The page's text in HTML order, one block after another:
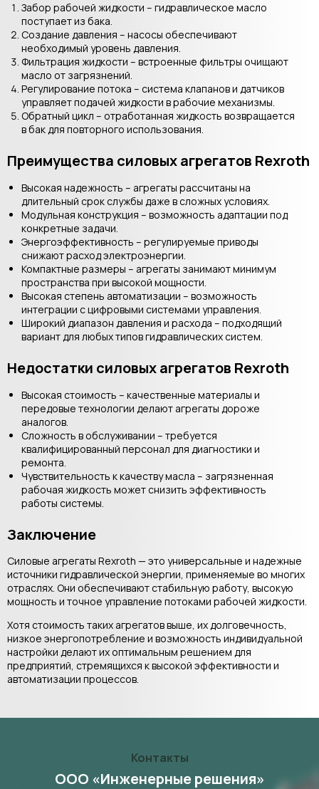
Забор рабочей жидкости – гидравлическое масло
поступает из бака.
Создание давления – насосы обеспечивают
необходимый уровень давления.
Фильтрация жидкости – встроенные фильтры очищают
масло от загрязнений.
Регулирование потока – система клапанов и датчиков
управляет подачей жидкости в рабочие механизмы.
Обратный цикл – отработанная жидкость возвращается
в бак для повторного использования.
Преимущества силовых агрегатов Rexroth
Высокая надежность – агрегаты рассчитаны на
длительный срок службы даже в сложных условиях.
Модульная конструкция – возможность адаптации под
конкретные задачи.
Энергоэффективность – регулируемые приводы
снижают расход электроэнергии.
Компактные размеры – агрегаты занимают минимум
пространства при высокой мощности.
Высокая степень автоматизации – возможность
интеграции с цифровыми системами управления.
Широкий диапазон давления и расхода – подходящий
вариант для любых типов гидравлических систем.
Недостатки силовых агрегатов Rexroth
Высокая стоимость – качественные материалы и
передовые технологии делают агрегаты дороже
аналогов.
Сложность в обслуживании – требуется
квалифицированный персонал для диагностики и
ремонта.
Чувствительность к качеству масла – загрязненная
рабочая жидкость может снизить эффективность
работы системы.
Заключение
Силовые агрегаты Rexroth — это универсальные и надежные
источники гидравлической энергии, применяемые во многих
отраслях. Они обеспечивают стабильную работу, высокую
мощность и точное управление потоками рабочей жидкости.
Хотя стоимость таких агрегатов выше, их долговечность,
низкое энергопотребление и возможность индивидуальной
настройки делают их оптимальным решением для
предприятий, стремящихся к высокой эффективности и
автоматизации процессов.
Контакты
ООО «Инженерные решения»